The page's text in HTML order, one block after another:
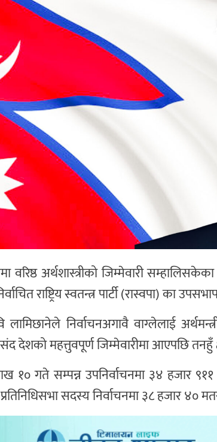
वरिष्ठ अर्थशास्त्रीको जिम्मेवारी
राष्ट्रिय स्वतन्त्र पार्टी (रास्वपा) का
लामिछानेले निर्वाचनअगावै वाग्लेलाई
देशको महत्तुवपूर्ण जिम्मेवारीमा आएपछि
१० गते सम्पन्न उपनिर्वाचनमा ३४ हजार
सदस्य निर्वाचनमा ३८ हजार ४०